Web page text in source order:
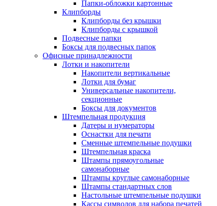
Папки-обложки картонные
Клипборды
Клипборды без крышки
Клипборды с крышкой
Подвесные папки
Боксы для подвесных папок
Офисные принадлежности
Лотки и накопители
Накопители вертикальные
Лотки для бумаг
Универсальные накопители,
секционные
Боксы для документов
Штемпельная продукция
Датеры и нумераторы
Оснастки для печати
Сменные штемпельные подушки
Штемпельная краска
Штампы прямоугольные
самонаборные
Штампы круглые самонаборные
Штампы стандартных слов
Настольные штемпельные подушки
Кассы символов для набора печатей